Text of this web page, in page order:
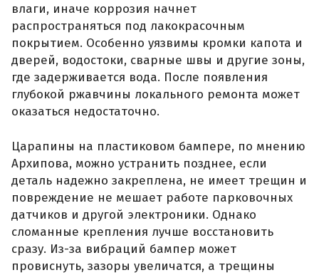
влаги, иначе коррозия начнет
распространяться под лакокрасочным
покрытием. Особенно уязвимы кромки капота и
дверей, водостоки, сварные швы и другие зоны,
где задерживается вода. После появления
глубокой ржавчины локального ремонта может
оказаться недостаточно.
Царапины на пластиковом бампере, по мнению
Архипова, можно устранить позднее, если
деталь надежно закреплена, не имеет трещин и
повреждение не мешает работе парковочных
датчиков и другой электроники. Однако
сломанные крепления лучше восстановить
сразу. Из-за вибраций бампер может
провиснуть, зазоры увеличатся, а трещины